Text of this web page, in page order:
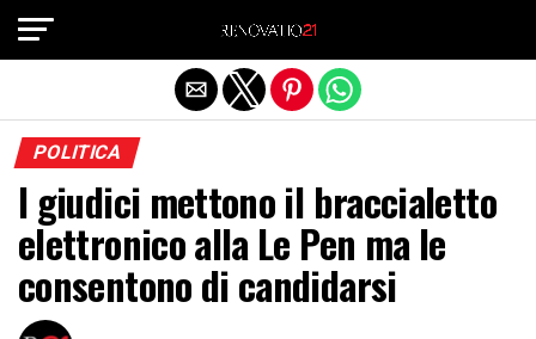
POLITICA
I giudici mettono il braccialetto
elettronico alla Le Pen ma le
consentono di candidarsi
Exit mobile version